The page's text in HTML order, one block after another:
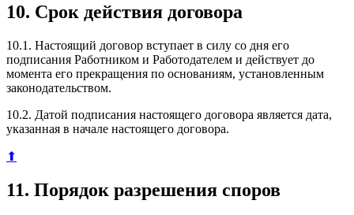
10. Срок действия договора
10.1. Настоящий договор вступает в силу со дня его
подписания Работником и Работодателем и действует до
момента его прекращения по основаниям, установленным
законодательством.
10.2. Датой подписания настоящего договора является дата,
указанная в начале настоящего договора.
⬆
11. Порядок разрешения споров